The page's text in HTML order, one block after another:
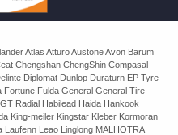
Atlas Atturo Austone Avon Barum
Chengshan ChengShin Compasal
Diplomat Dunlop Duraturn EP Tyre
Fulda General General Tire
Radial Habilead Haida Hankook
King-meiler Kingstar Kleber Kormoran
Leao Linglong MALHOTRA